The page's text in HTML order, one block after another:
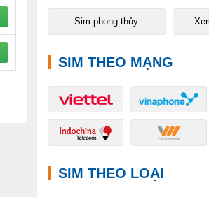
Sim phong thủy
SIM THEO MẠNG
SIM THEO LOẠI